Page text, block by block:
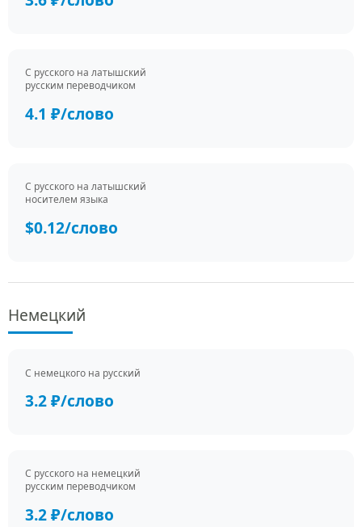
С русского на латышский
русским переводчиком
4.1 ₽/слово
С русского на латышский
носителем языка
$0.12/слово
Немецкий
С немецкого на русский
3.2 ₽/слово
С русского на немецкий
русским переводчиком
3.2 ₽/слово